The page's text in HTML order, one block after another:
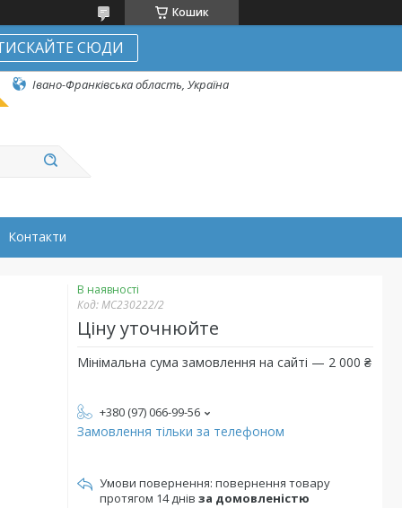
Кошик
СЮДИ
Івано-Франківська область, Україна
Контакти
В наявності
Код:МС230222/2
Ціну уточнюйте
Мінімальна сума замовлення на сайті — 2 000 ₴
+380 (97) 066-99-56
Замовлення тільки за телефоном
повернення товару
протягом 14 днів за домовленістю